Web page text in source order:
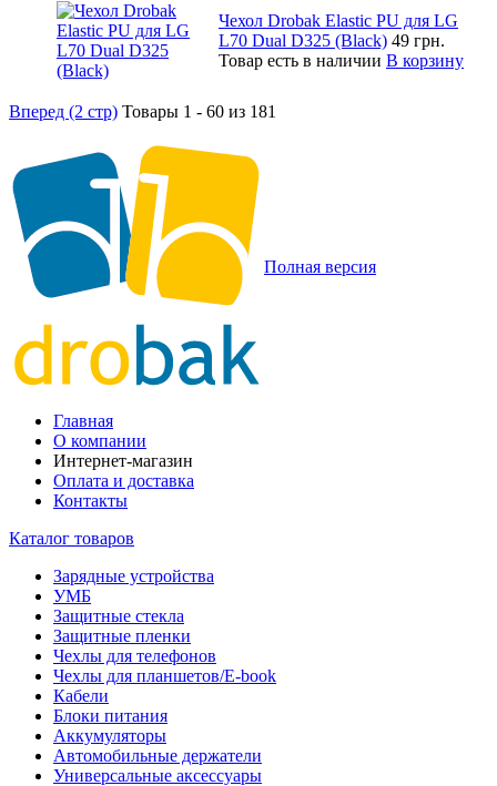
Чехол Drobak Elastic PU для LG
L70 Dual D325 (Black) 49 грн.
Товар есть в наличии В корзину
Вперед (2 стр) Товары 1 - 60 из 181
Полная версия
Главная
О компании
Интернет-магазин
Оплата и доставка
Контакты
Каталог товаров
Зарядные устройства
УМБ
Защитные стекла
Защитные пленки
Чехлы для телефонов
Чехлы для планшетов/E-book
Кабели
Блоки питания
Аккумуляторы
Автомобильные держатели
Универсальные аксессуары